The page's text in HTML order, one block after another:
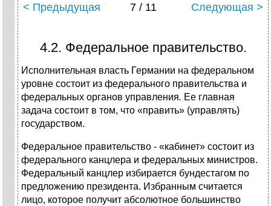
< Предыдущая 7 / 11 Следующая >
4.2. Федеральное правительство.
Исполнительная власть Германии на федеральном
уровне состоит из федерального правительства и
федеральных органов управления. Ее глав­ная
задача состоит в том, что «править» (управлять)
государством.
Федеральное правительство - «кабинет» состоит из
федерального канцлера и федеральных министров.
Федеральный канцлер избирается бундестагом по
предложению президента. Избранным считается
лицо, которое получит абсолютное большинство